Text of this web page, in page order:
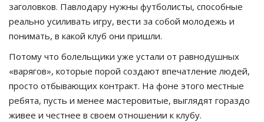
заголовков. Павлодару нужны футболисты, способные
реально усиливать игру, вести за собой молодежь и
понимать, в какой клуб они пришли.
Потому что болельщики уже устали от равнодушных
«варягов», которые порой создают впечатление людей,
просто отбывающих контракт. На фоне этого местные
ребята, пусть и менее мастеровитые, выглядят гораздо
живее и честнее в своем отношении к клубу.